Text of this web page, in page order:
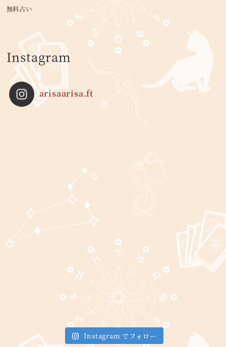
無料占い
Instagram
arisaarisa.ft
Instagram でフォロー